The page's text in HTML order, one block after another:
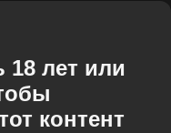
лет или
контент